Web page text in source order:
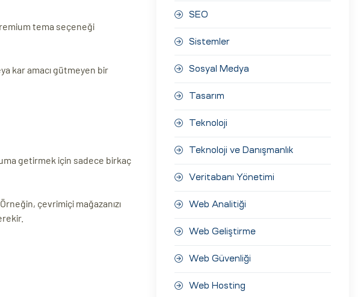
tema seçeneği
kar amacı gütmeyen bir
getirmek için sadece birkaç
çevrimiçi mağazanızı
SEO
Sistemler
Sosyal Medya
Tasarım
Teknoloji
Teknoloji ve Danışmanlık
Veritabanı Yönetimi
Web Analitiği
Web Geliştirme
Web Güvenliği
Web Hosting